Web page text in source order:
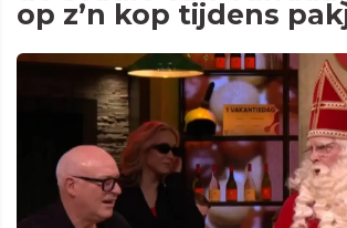
op z’n kop tijdens